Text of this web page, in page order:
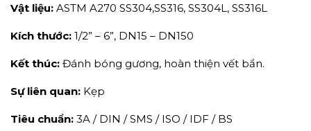
Vật liệu: ASTM A270 SS304,SS316, SS304L, SS316L
Kích thước: 1/2” – 6”, DN15 – DN150
Kết thúc: Đánh bóng gương, hoàn thiện vết bẩn.
Sự liên quan: Kẹp
Tiêu chuẩn: 3A / DIN / SMS / ISO / IDF / BS